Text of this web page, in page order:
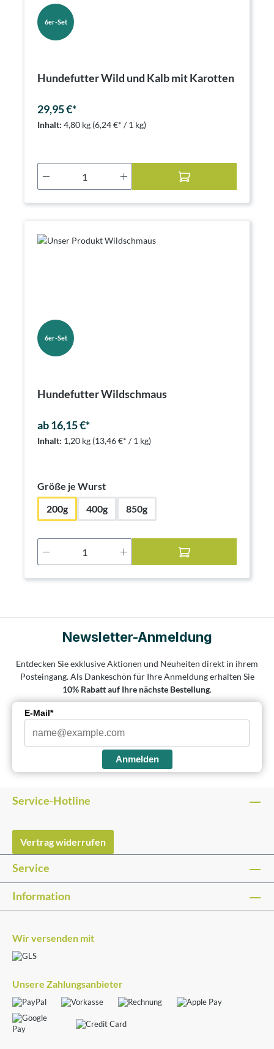
6er-Set
Hundefutter Wild und Kalb mit Karotten
29,95 €*
Inhalt: 4,80 kg (6,24 €* / 1 kg)
Produkt Anzahl: Gib den gewünschten
6er-Set
Hundefutter Wildschmaus
ab 16,15 €*
Inhalt: 1,20 kg (13,46 €* / 1 kg)
Größe je Wurstauswählen
200g
400g 850g
Produkt Anzahl: Gib den gewünschten
Newsletter-Anmeldung
Entdecken Sie exklusive Aktionen und Neuheiten direkt in ihrem
Posteingang. Als Dankeschön für Ihre Anmeldung erhalten Sie
10% Rabatt auf Ihre nächste Bestellung.
E-Mail*
Anmelden
Service-Hotline
Vertrag widerrufen
Service
Information
Wir versenden mit
Unsere Zahlungsanbieter